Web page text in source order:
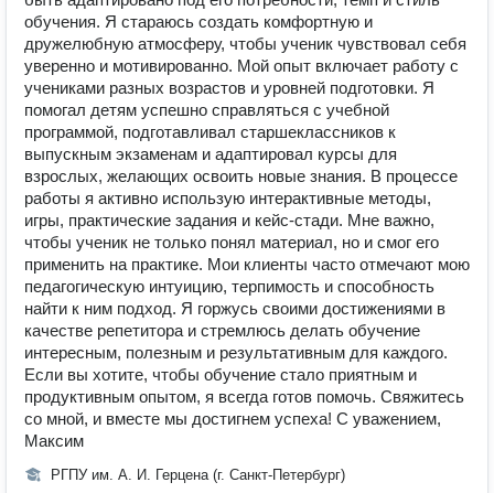
обучения. Я стараюсь создать комфортную и
дружелюбную атмосферу, чтобы ученик чувствовал себя
уверенно и мотивированно. Мой опыт включает работу с
учениками разных возрастов и уровней подготовки. Я
помогал детям успешно справляться с учебной
программой, подготавливал старшеклассников к
выпускным экзаменам и адаптировал курсы для
взрослых, желающих освоить новые знания. В процессе
работы я активно использую интерактивные методы,
игры, практические задания и кейс-стади. Мне важно,
чтобы ученик не только понял материал, но и смог его
применить на практике. Мои клиенты часто отмечают мою
педагогическую интуицию, терпимость и способность
найти к ним подход. Я горжусь своими достижениями в
качестве репетитора и стремлюсь делать обучение
интересным, полезным и результативным для каждого.
Если вы хотите, чтобы обучение стало приятным и
продуктивным опытом, я всегда готов помочь. Свяжитесь
со мной, и вместе мы достигнем успеха! С уважением,
Максим
РГПУ им. А. И. Герцена (г. Санкт-Петербург)